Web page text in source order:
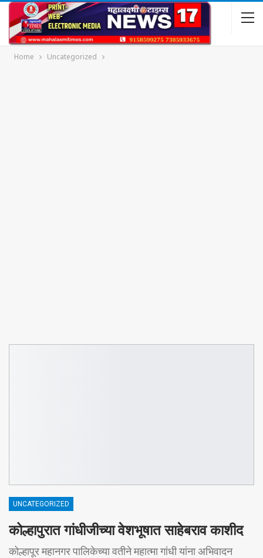
Home Uncategorized
UNCATEGORIZED
कोल्हापुरात गांधीजीच्या वेशभूषात साहेबराव काशीद
कोल्हापूर महानगर पालिकेच्या वतीने महात्मा गांधी यांना अभिवादन